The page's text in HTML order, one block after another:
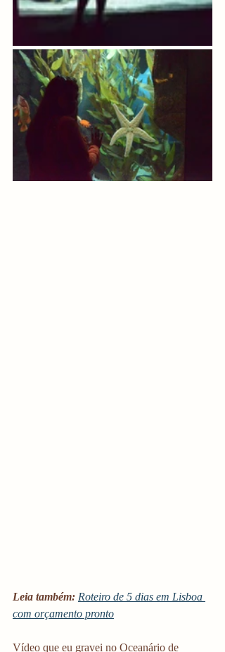
Leia também: Roteiro de 5 dias em Lisboa
com orçamento pronto
Vídeo que eu gravei no Oceanário de